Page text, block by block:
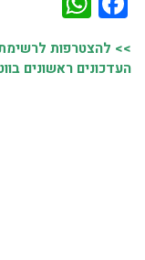
>> להצטרפות
העדכונים ראשונים